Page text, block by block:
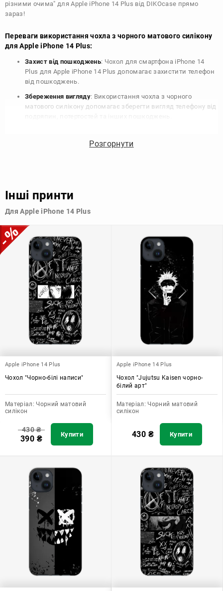
різними очима" для Apple iPhone 14 Plus від DIKOcase прямо
зараз!
Переваги використання чохла з чорного матового силікону
для Apple iPhone 14 Plus:
Захист від пошкоджень: Чохол для смартфона iPhone 14
Plus для Apple iPhone 14 Plus допомагає захистити телефон
від пошкоджень.
Збереження вигляду: Використання чохла з чорного
матового силікону допомагає зберегти вигляд телефону від
для Apple iPhone 14 Plus допомагає зберегти цінність
дозволяє підібрати той, що найбільше відповідає вашому
допомагає захистити ваш пристрій, зберегти його цінність і
додати зручності в користуванні.
Розгорнути
Інші принти
Для Apple iPhone 14 Plus
Apple iPhone 14 Plus
Чохол "Чорно-білі написи"
Матеріал: Чорний матовий
силікон
430₴
390 ₴ Купити
Apple iPhone 14 Plus
Чохол "Jujutsu Kaisen чорно-
білий арт"
Матеріал: Чорний матовий
силікон
430 ₴ Купити